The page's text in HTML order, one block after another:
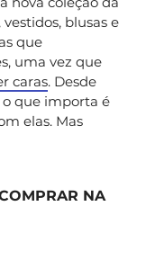
blusas e
que
uma vez que
caras. Desde
o que importa é
elas. Mas
NA